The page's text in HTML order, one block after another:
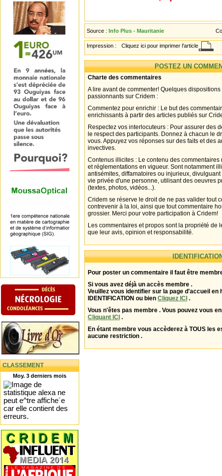
CLASSEMENT
Moy. 3 derniers mois
Source : Info Plus - Mauritanie
Impression : Cliquez ici pour imprimer l'article
POSTEZ UN
Charte des commentaires
A lire avant de commenter! Quelques
passionnants sur Cridem :
Commentez pour enrichir : Le but des
enrichissants à partir des articles publiés sur
Respectez vos interlocuteurs : Pour assurer des
le respect des participants. Donnez à chacun le
vous. Appuyez vos réponses sur des faits et des
invectives.
Contenus illicites : Le contenu des
et réglementations en vigueur. Sont notamment
antisémites, diffamatoires ou injurieux,
vie privée d'une personne, utilisant des oeuvres
(textes, photos, vidéos...).
Cridem se réserve le droit de ne pas valider tout
contrevenir à la loi, ainsi que tout commentaire
grossier. Merci pour votre participation à Cridem!
Les commentaires et propos sont la propriété de
que leur avis, opinion et responsabilité.
Pour poster un commentaire il faut être
Si vous avez déjà un accès membre .
Veuillez vous identifier sur la page d'accueil en
IDENTIFICATION ou bien Cliquez ICI .
Vous n'êtes pas membre . Vous pouvez vous
Cliquant ICI .
En étant membre vous accèderez à TOUS les
aucune restriction .